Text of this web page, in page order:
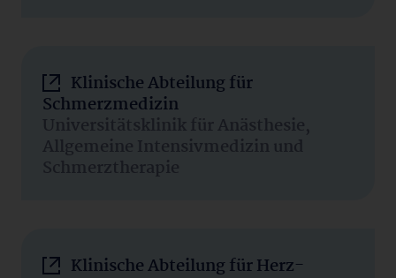
Klinische Abteilung für
Schmerzmedizin
Universitätsklinik für Anästhesie,
Allgemeine Intensivmedizin und
Schmerztherapie
Klinische Abteilung für Herz-